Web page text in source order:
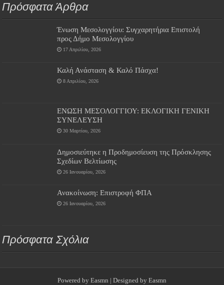
Πρόσφατα Άρθρα
Ένωση Μεσολογγίου: Συγχαρητήρια Επιστολή
προς Δήμο Μεσολογγίου
17 Απριλίου, 2026
Καλή Ανάσταση & Καλό Πάσχα!
8 Απριλίου, 2026
ΕΝΩΣΗ ΜΕΣΟΛΟΓΓΙΟΥ: ΕΚΛΟΓΙΚΗ ΓΕΝΙΚΗ
ΣΥΝΕΛΕΥΣΗ
30 Μαρτίου, 2026
Δημοσιεύτηκε η Προδημοσίευση της Πρόσκλησης
Σχεδίων Βελτίωσης
26 Ιανουαρίου, 2026
Ανακοίνωση: Επιστροφή ΦΠΑ
26 Ιανουαρίου, 2026
Πρόσφατα Σχόλια
Powered by Easmn | Designed by Easmn